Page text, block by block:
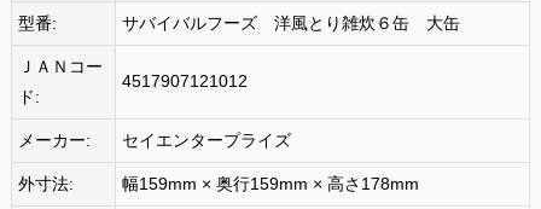
型番: サバイバルフーズ 洋風とり雑炊６缶 大缶
ＪＡＮコー
ド:
4517907121012
メーカー: セイエンタープライズ
外寸法: 幅159mm × 奥行159mm × 高さ178mm